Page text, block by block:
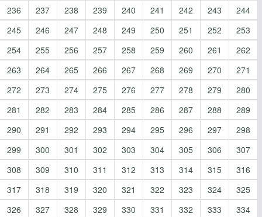
236
237 238 239 240 241 242 243
244
245
246 247 248 249 250 251 252
253
254
255 256 257 258 259 260 261
262
263
264 265 266 267 268 269 270
271
272
273 274 275 276 277 278 279
280
281
282 283 284 285 286 287 288
289
290
291 292 293 294 295 296 297
298
299
300 301 302 303 304 305 306
307
308
309 310 311 312 313 314 315
316
317
318 319 320 321 322 323 324
325
326
327 328 329 330 331 332 333
334